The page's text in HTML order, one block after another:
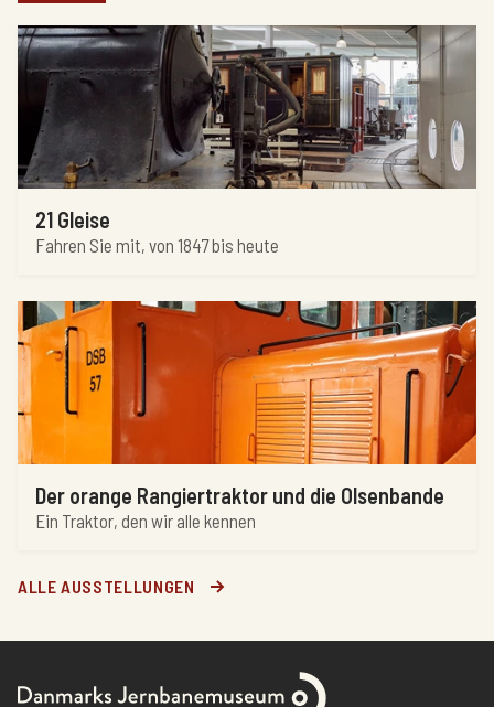
21 Gleise
Fahren Sie mit, von 1847 bis heute
Der orange Rangiertraktor und die Olsenbande
Ein Traktor, den wir alle kennen
ALLE AUSSTELLUNGEN